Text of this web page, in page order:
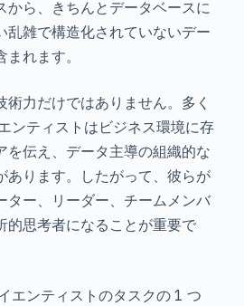
から、きちんとデータベースに
乱雑で構造化されていないデー
れます。
術力だけではありません。多く
ンティストはビジネス環境に存
を伝え、データ主導の組織的な
あります。したがって、彼らが
ター、リーダー、チームメンバ
的思考者になることが重要で
エンティストのタスクの 1 つ